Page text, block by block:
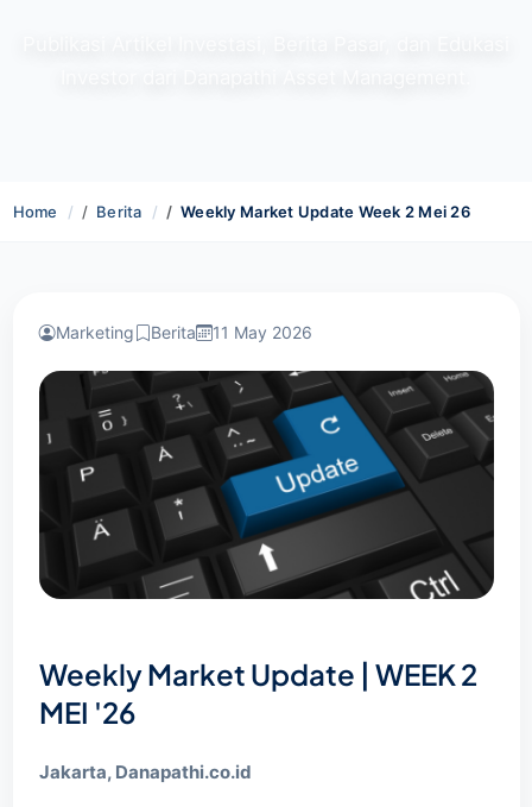
Home Berita Weekly Market Update Week 2 Mei 26
Marketing Berita 11 May 2026
Weekly Market Update | WEEK 2
MEI '26
Jakarta, Danapathi.co.id